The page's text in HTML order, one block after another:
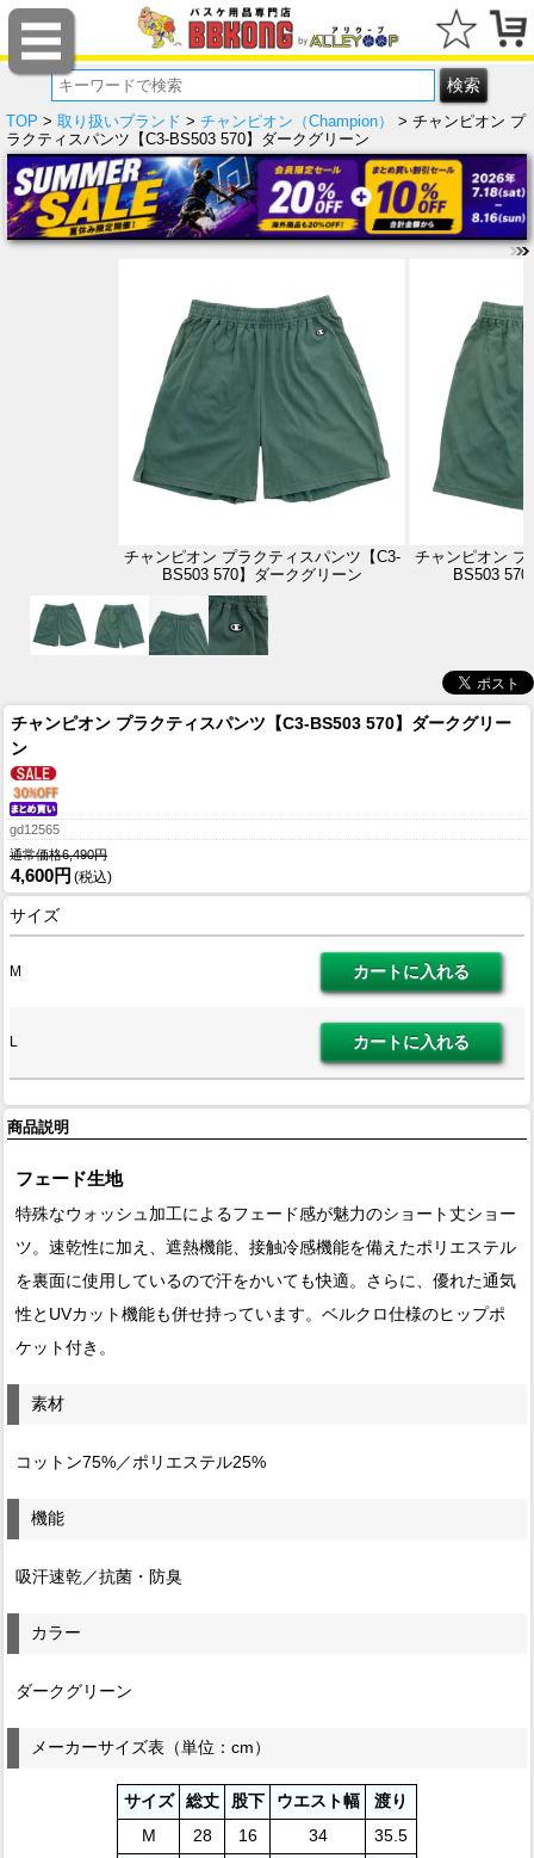
TOP > 取り扱いブランド > チャンピオン（Champion）
> チャンピオン プ
ラクティスパンツ【C3-BS503 570】ダークグリーン
チャンピオン プラクティスパンツ【C3-
BS503 570】ダークグリーン
チャンピオン プ
BS503
チャンピオン プラクティスパンツ【C3-BS503 570】ダークグリー
ン
gd12565
通常価格6,490円
4,600円 (税込)
サイズ
M
L
商品説明
フェード生地
特殊なウォッシュ加工によるフェード感が魅力のショート丈ショー
ツ。速乾性に加え、遮熱機能、接触冷感機能を備えたポリエステル
を裏面に使用しているので汗をかいても快適。さらに、優れた通気
性とUVカット機能も併せ持っています。ベルクロ仕様のヒップポ
ケット付き。
素材
コットン75%／ポリエステル25%
機能
吸汗速乾／抗菌・防臭
カラー
ダークグリーン
メーカーサイズ表（単位：cm）
サイズ 総丈 股下 ウエスト幅
渡り
M
28 16 34
35.5